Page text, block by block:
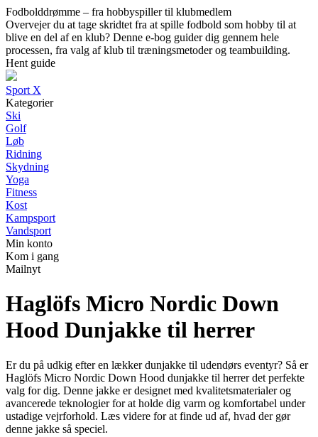
Fodbolddrømme – fra hobbyspiller til klubmedlem
Overvejer du at tage skridtet fra at spille fodbold som hobby til at
blive en del af en klub? Denne e-bog guider dig gennem hele
processen, fra valg af klub til træningsmetoder og teambuilding.
Hent guide
Sport X
Kategorier
Ski
Golf
Løb
Ridning
Skydning
Yoga
Fitness
Kost
Kampsport
Vandsport
Min konto
Kom i gang
Mailnyt
Haglöfs Micro Nordic Down
Hood Dunjakke til herrer
Er du på udkig efter en lækker dunjakke til udendørs eventyr? Så er
Haglöfs Micro Nordic Down Hood dunjakke til herrer det perfekte
valg for dig. Denne jakke er designet med kvalitetsmaterialer og
avancerede teknologier for at holde dig varm og komfortabel under
ustadige vejrforhold. Læs videre for at finde ud af, hvad der gør
denne jakke så speciel.